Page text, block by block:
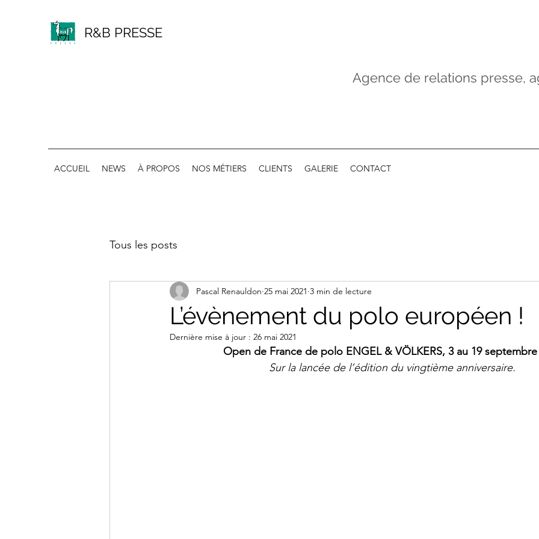
R&B PRESSE
Agence de relations presse,
ACCUEIL NEWS À PROPOS NOS MÉTIERS CLIENTS GALERIE CONTACT
Tous les posts
L’évènement du polo européen !
Pascal Renauldon 25 mai 2021 3 min de lecture
Dernière mise à jour : 26 mai 2021
Open de France de polo ENGEL & VÖLKERS, 3 au 19 septembre
Sur la lancée de l’édition du vingtième anniversaire.